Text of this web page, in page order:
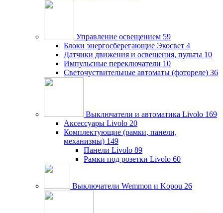
Управление освещением 59
Блоки энергосберегающие Экосвет 4
Датчики движения и освещения, пульты 10
Импульсные переключатели 10
Светочуствительные автоматы (фотореле) 36
Выключатели и автоматика Livolo 169
Аксессуары Livolo 20
Комплектующие (рамки, панели,
механизмы) 149
Панели Livolo 89
Рамки под розетки Livolo 60
Выключатели Wemmon и Kopou 26